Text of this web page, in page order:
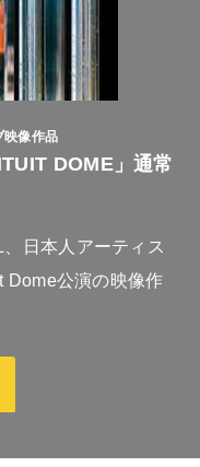
映像作品
DOME」通常
日本人アーティス
Dome公演の映像作